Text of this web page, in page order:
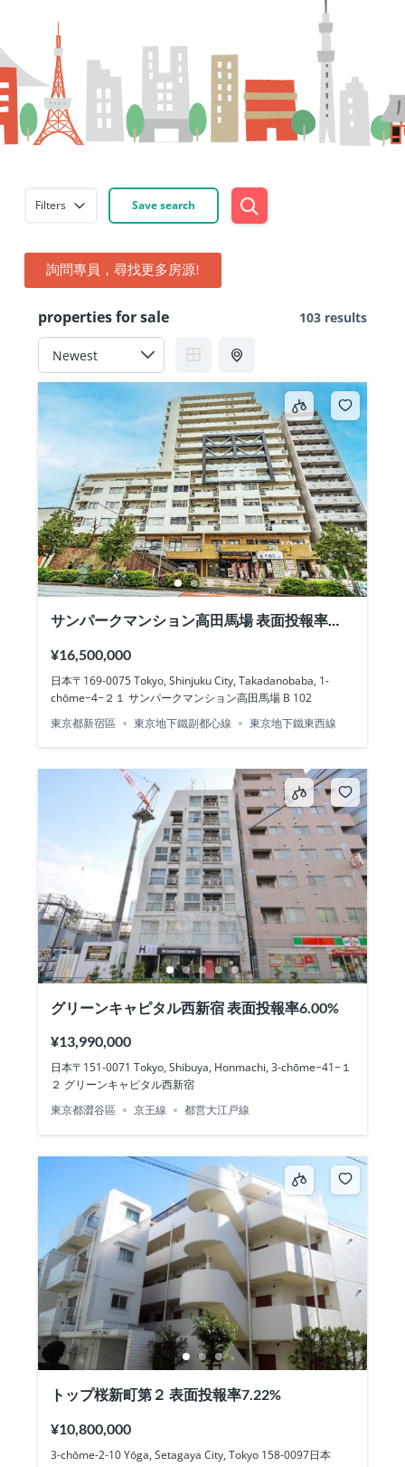
Filters Save search
詢問專員，尋找更多房源!
properties for sale 103 results
サンパークマンション高田馬場 表面投報率
¥16,500,000
日本〒169-0075 Tokyo, Shinjuku City, Takadanobaba, 1-
chōme−4−２１ サンパークマンション高田馬場 B 102
東京都新宿區
東京地下鐵副都心線 東京地下鐵東西線
グリーンキャピタル西新宿 表面投報率6.00%
¥13,990,000
日本〒151-0071 Tokyo, Shibuya, Honmachi, 3-chōme−41−１
２ グリーンキャピタル西新宿
東京都澀谷區
京王線 都営大江戸線
トップ桜新町第２ 表面投報率7.22%
¥10,800,000
3-chōme-2-10 Yōga, Setagaya City, Tokyo 158-0097日本